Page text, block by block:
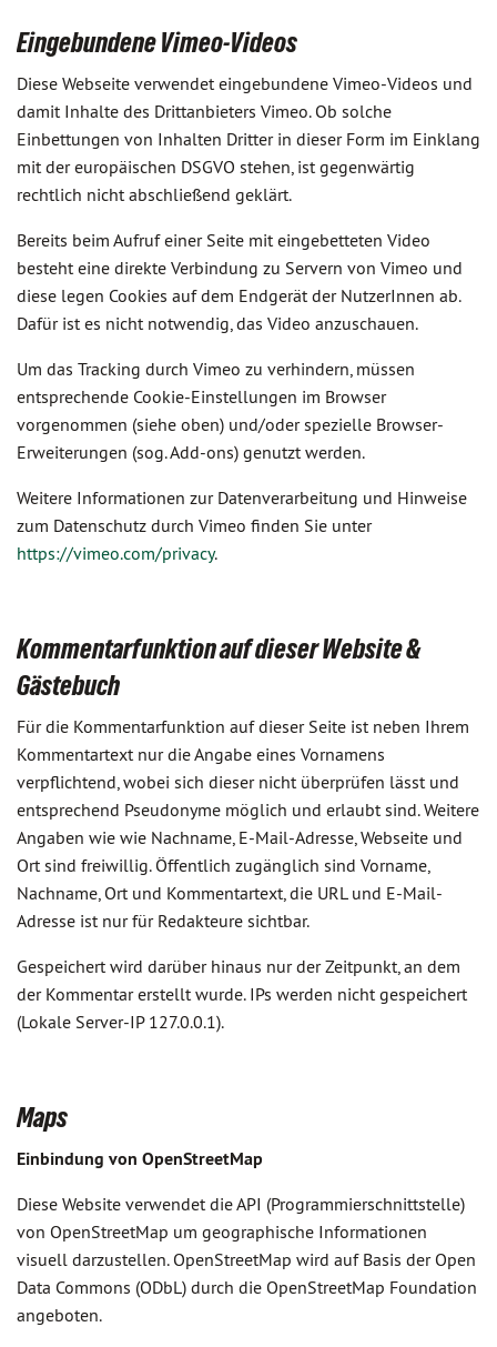
Eingebundene Vimeo-Videos
Diese Webseite verwendet eingebundene Vimeo-Videos und
damit Inhalte des Drittanbieters Vimeo. Ob solche
Einbettungen von Inhalten Dritter in dieser Form im Einklang
mit der europäischen DSGVO stehen, ist gegenwärtig
rechtlich nicht abschließend geklärt.
Bereits beim Aufruf einer Seite mit eingebetteten Video
besteht eine direkte Verbindung zu Servern von Vimeo und
diese legen Cookies auf dem Endgerät der NutzerInnen ab.
Dafür ist es nicht notwendig, das Video anzuschauen.
Um das Tracking durch Vimeo zu verhindern, müssen
entsprechende Cookie-Einstellungen im Browser
vorgenommen (siehe oben) und/oder spezielle Browser-
Erweiterungen (sog. Add-ons) genutzt werden.
Weitere Informationen zur Datenverarbeitung und Hinweise
zum Datenschutz durch Vimeo finden Sie unter
https://vimeo.com/privacy.
Kommentarfunktion auf dieser Website &
Gästebuch
Für die Kommentarfunktion auf dieser Seite ist neben Ihrem
Kommentartext nur die Angabe eines Vornamens
verpflichtend, wobei sich dieser nicht überprüfen lässt und
entsprechend Pseudonyme möglich und erlaubt sind. Weitere
Angaben wie wie Nachname, E-Mail-Adresse, Webseite und
Ort sind freiwillig. Öffentlich zugänglich sind Vorname,
Nachname, Ort und Kommentartext, die URL und E-Mail-
Adresse ist nur für Redakteure sichtbar.
Gespeichert wird darüber hinaus nur der Zeitpunkt, an dem
der Kommentar erstellt wurde. IPs werden nicht gespeichert
(Lokale Server-IP 127.0.0.1).
Maps
Einbindung von OpenStreetMap
Diese Website verwendet die API (Programmierschnittstelle)
von OpenStreetMap um geographische Informationen
visuell darzustellen. OpenStreetMap wird auf Basis der Open
Data Commons (ODbL) durch die OpenStreetMap Foundation
angeboten.